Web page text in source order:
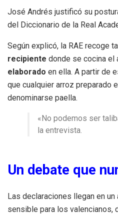
José Andrés justificó su
del Diccionario de la Real
Según explicó, la RAE recoge
recipiente donde se cocina el
elaborado en ella. A partir de
que cualquier arroz preparado
denominarse paella.
«No podemos ser
la entrevista.
Un debate que
Las declaraciones llegan en
sensible para los valencianos,